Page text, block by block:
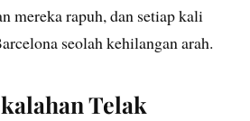
mereka rapuh, dan setiap kali
seolah kehilangan arah.
Telak